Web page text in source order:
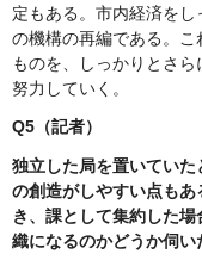
定もある。市内経済を
の機構の再編である。
ものを、しっかりとさ
努力していく。
Q5（記者）
独立した局を置いてい
の創造がしやすい点も
き、課として集約した
織になるのかどうか伺い